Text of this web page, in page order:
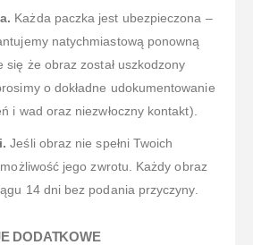
Każda paczka jest ubezpieczona –
natychmiastową ponowną
się że obraz został uszkodzony
o dokładne udokumentowanie
i wad oraz niezwłoczny kontakt).
Jeśli obraz nie spełni Twoich
jego zwrotu. Każdy obraz
14 dni bez podania przyczyny.
DODATKOWE